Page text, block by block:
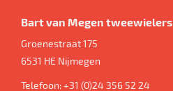
Bart van Megen tweewielers
Groenestraat 175
6531 HE Nijmegen
Telefoon:+31 (0)24 356 52 24